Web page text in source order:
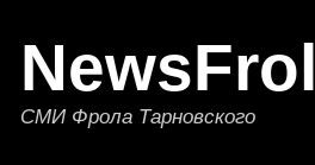
NewsFrol
СМИ Фрола Тарновского